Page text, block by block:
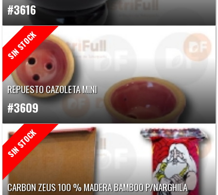
#3616
REPUESTO CAZOLETA MINI
#3609
CARBON ZEUS 100 % MADERA BAMBOO P/NARGHILA